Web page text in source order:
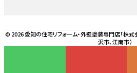
© 2026 愛知の住宅リフォーム・外壁塗装専門店「株式
沢市、江南市）